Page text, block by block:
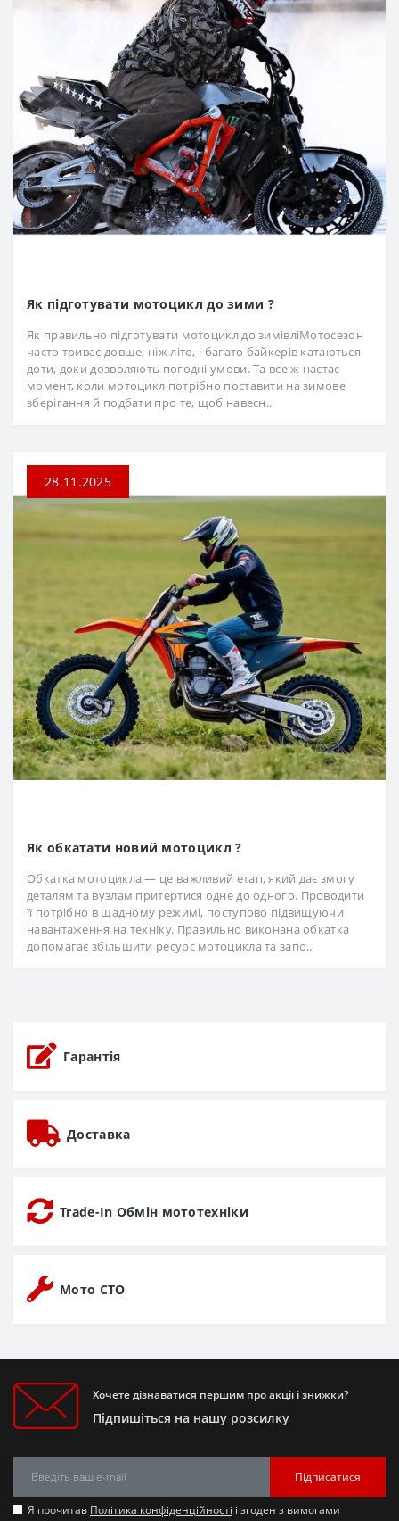
Як підготувати мотоцикл до зими ?
Як правильно підготувати мотоцикл до зимівліМотосезон
часто триває довше, ніж літо, і багато байкерів катаються
доти, доки дозволяють погодні умови. Та все ж настає
момент, коли мотоцикл потрібно поставити на зимове
зберігання й подбати про те, щоб навесн..
28.11.2025
Як обкатати новий мотоцикл ?
Обкатка мотоцикла — це важливий етап, який дає змогу
деталям та вузлам притертися одне до одного. Проводити
її потрібно в щадному режимі, поступово підвищуючи
навантаження на техніку. Правильно виконана обкатка
допомагає збільшити ресурс мотоцикла та запо..
Гарантія
Доставка
Trade-In Обмін мототехніки
Мото СТО
Хочете дізнаватися першим про акції і знижки?
Підпишіться на нашу розсилку
Підписатися
Я прочитав Політика конфіденційності і згоден з вимогами